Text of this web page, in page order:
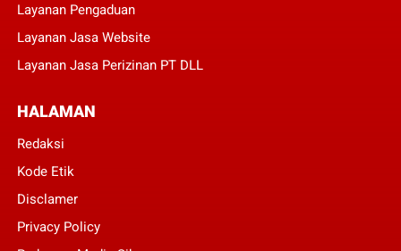
Layanan Pengaduan
Layanan Jasa Website
Layanan Jasa Perizinan PT DLL
HALAMAN
Redaksi
Kode Etik
Disclamer
Privacy Policy